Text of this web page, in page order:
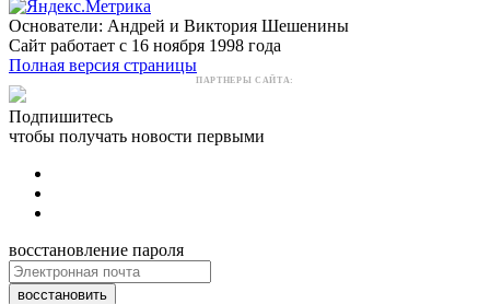
Основатели: Андрей и Виктория Шешенины
Сайт работает с 16 ноября 1998 года
Полная версия страницы
ПАРТНЕРЫ САЙТА:
Подпишитесь
чтобы получать новости первыми
восстановление пароля
восстановить